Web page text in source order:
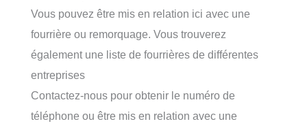
Vous pouvez être mis en relation ici avec une
fourrière ou remorquage. Vous trouverez
également une liste de fourrières de différentes
entreprises
Contactez-nous pour obtenir le numéro de
téléphone ou être mis en relation avec une